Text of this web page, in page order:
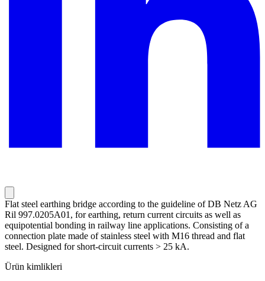
Flat steel earthing bridge according to the guideline of DB Netz AG
Ril 997.0205A01, for earthing, return current circuits as well as
equipotential bonding in railway line applications. Consisting of a
connection plate made of stainless steel with M16 thread and flat
steel. Designed for short-circuit currents > 25 kA.
Ürün kimlikleri